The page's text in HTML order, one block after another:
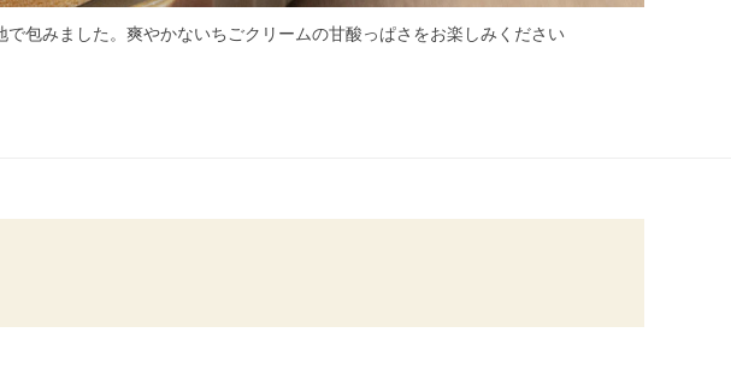
包みました。爽やかないちごクリームの甘酸っぱさをお楽しみください